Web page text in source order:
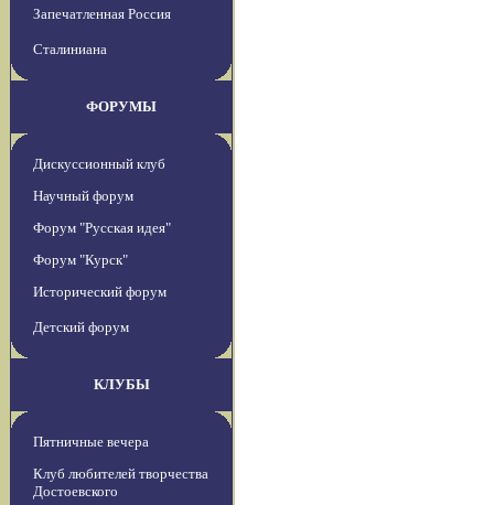
Запечатленная Россия
Сталиниана
ФОРУМЫ
Дискуссионный клуб
Научный форум
Форум "Русская идея"
Форум "Курск"
Исторический форум
Детский форум
КЛУБЫ
Пятничные вечера
Клуб любителей творчества
Достоевского